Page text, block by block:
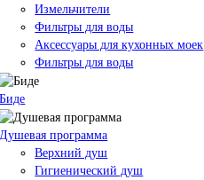
Измельчители
Фильтры для воды
Аксессуары для кухонных моек
Фильтры для воды
Биде
Душевая программа
Верхний душ
Гигиенический душ